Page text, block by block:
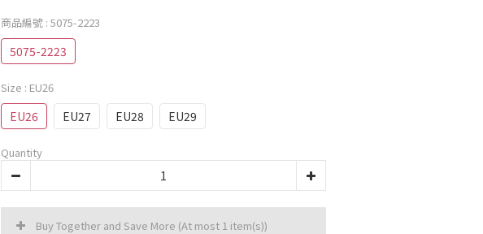
商品編號 : 5075-2223
5075-2223
Size : EU26
EU26 EU27 EU28 EU29
Quantity
Buy Together and Save More (At most 1 item(s))